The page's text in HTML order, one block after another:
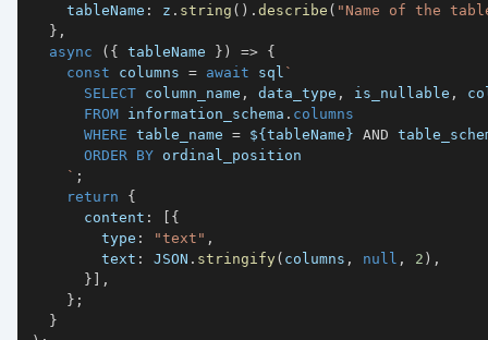
    tableName
: z . string ( ) . describe ( "Name of the
} ,
async
( { tableName } ) => {
const columns = await sql `
SELECT column_name , data_type , is_nullable ,
FROM information_schema . columns
WHERE table_name = ${tableName} AND
ORDER
BY
` ;
return
{
      content
: [ {
        type
: "text" ,
        text
: JSON . stringify( columns , null , 2 ) ,
} ] ,
} ;
}